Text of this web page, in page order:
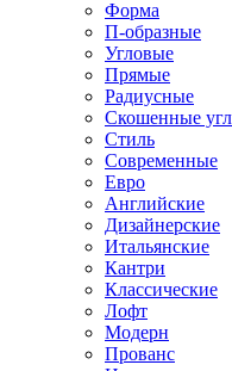
Форма
П-образные
Угловые
Прямые
Радиусные
Скошенные
Стиль
Современные
Евро
Английские
Дизайнерские
Итальянские
Кантри
Классические
Лофт
Модерн
Прованс